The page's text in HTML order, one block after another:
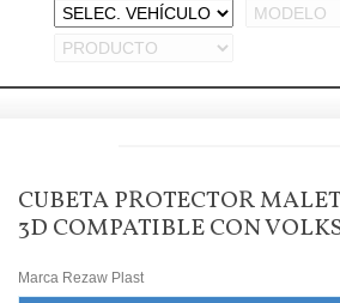
CUBETA PROTECTOR
3D COMPATIBLE CON
Marca Rezaw Plast